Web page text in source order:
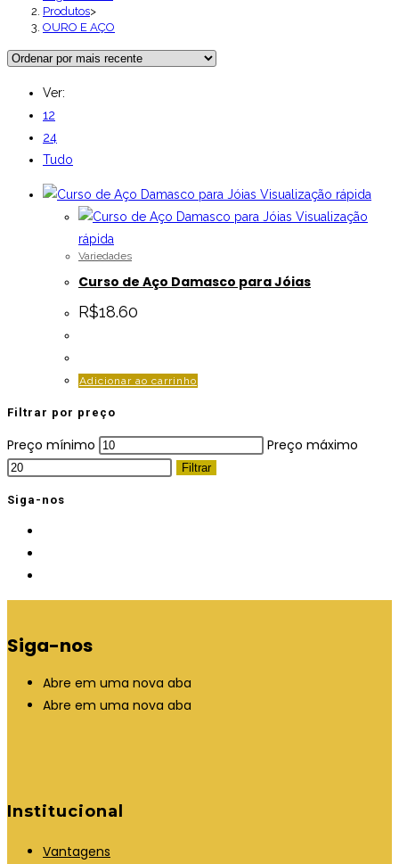
Produtos>
OURO E AÇO
Ver:
12
24
Tudo
Visualização rápida
Visualização
rápida
Variedades
Curso de Aço Damasco para Jóias
R$18.60
Adicionar ao carrinho
Filtrar por preço
Preço mínimo Preço máximo
Filtrar
Siga-nos
Siga-nos
Abre em uma nova aba
Abre em uma nova aba
Institucional
Vantagens